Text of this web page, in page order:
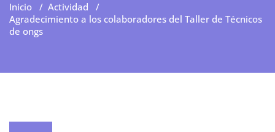
Inicio / Actividad /
Agradecimiento a los colaboradores del Taller de Técnicos
de ongs